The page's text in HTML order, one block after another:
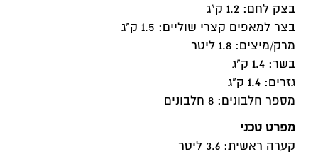
בצק לחם: 1.2 ק"ג
בצר למאפים קצרי שוליים: 1.5 ק"ג
מרק/מיצים: 1.8 ליטר
בשר: 1.4 ק"ג
גזרים: 1.4 ק"ג
מספר חלבונים: 8 חלבונים
מפרט טכני
קערה ראשית: 3.6 ליטר